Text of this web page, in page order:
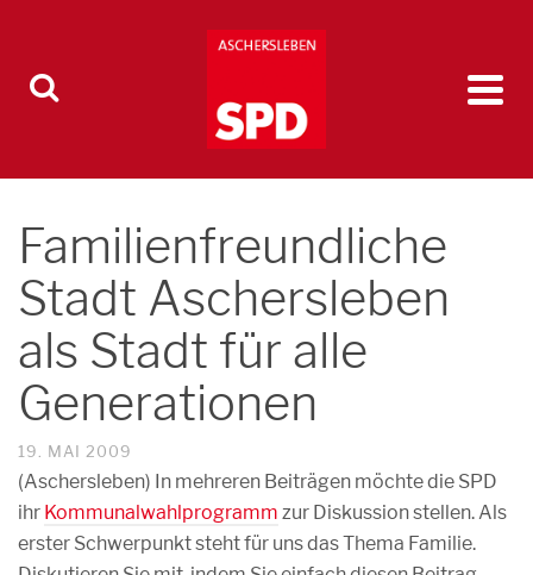
Familienfreundliche
Stadt Aschersleben
als Stadt für alle
Generationen
19. MAI 2009
(Aschersleben) In mehreren Beiträgen möchte die SPD
ihr Kommunalwahlprogramm zur Diskussion stellen. Als
erster Schwerpunkt steht für uns das Thema Familie.